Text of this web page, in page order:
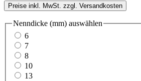
Preise inkl. MwSt. zzgl. Versandkosten
Nenndicke (mm) auswählen
6
7
8
10
13